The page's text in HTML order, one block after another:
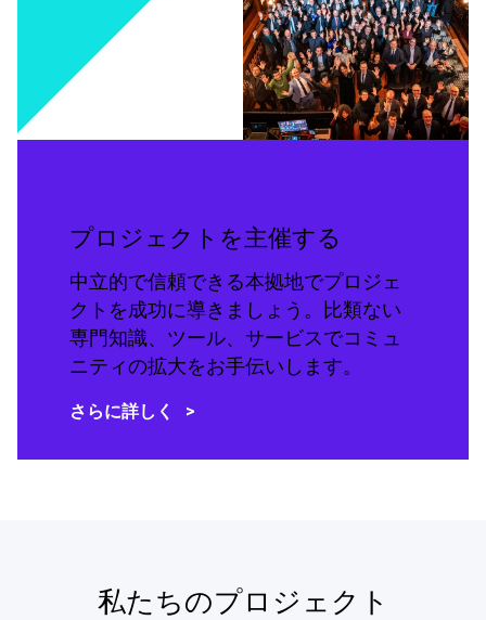
プロジェクトを主催する
中立的で信頼できる本拠地でプロジェ
クトを成功に導きましょう。比類ない
専門知識、ツール、サービスでコミュ
ニティの拡大をお手伝いします。
さらに詳しく
私たちのプロジェクト